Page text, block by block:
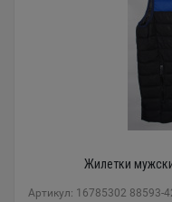
Жилетки
Артикул: 16785302 88593-